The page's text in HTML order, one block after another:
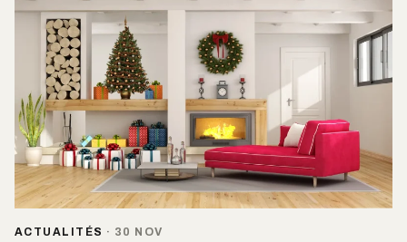
ACTUALITÉS · 30 NOV